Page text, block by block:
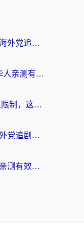
央视影音当前地区版权受限？海外党追剧看片的终极解决方案来了
交管12123国外能用吗？海外华人亲测有效的回国加速器选择指南
海外党必看：破解CCTV5地区限制，这样看欧洲杯奥运直播才够爽！
优酷缓存视频国外能看吗？海外党追剧看片的终极解决方案来了
海外怎么看优酷视频？留学生亲测有效的回国加速器选择指南